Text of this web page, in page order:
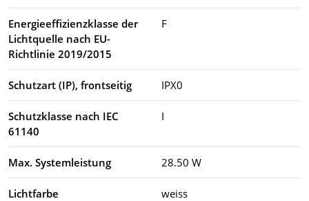
Energieeffizienzklasse der
Lichtquelle nach EU-
Richtlinie 2019/2015
F
Schutzart (IP), frontseitig IPX0
Schutzklasse nach IEC
61140
I
Max. Systemleistung 28.50 W
Lichtfarbe weiss